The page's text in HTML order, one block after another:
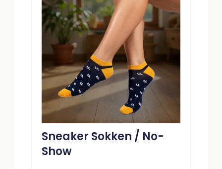
Sneaker Sokken / No-
Show